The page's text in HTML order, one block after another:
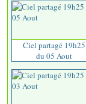
Ciel partagé 19h25
du 05 Aout